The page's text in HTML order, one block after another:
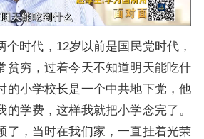
个时代，12岁以前是国民党时代，
贫穷，过着今天不知道明天能吃什
的小学校长是一个中共地下党，他
的学费，这样我就把小学念完了。
了，当时在我们家，一直挂着光荣